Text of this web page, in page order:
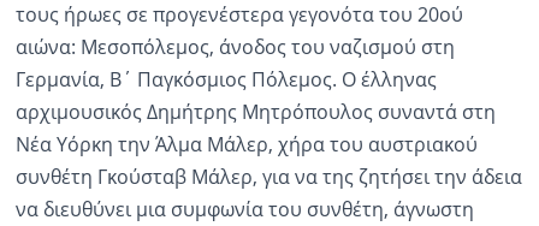
τους ήρωες σε προγενέστερα γεγονότα του 20ού
αιώνα: Μεσοπόλεμος, άνοδος του ναζισμού στη
Γερμανία, Β΄ Παγκόσμιος Πόλεμος. Ο έλληνας
αρχιμουσικός Δημήτρης Μητρόπουλος συναντά στη
Νέα Υόρκη την Άλμα Μάλερ, χήρα του αυστριακού
συνθέτη Γκούσταβ Μάλερ, για να της ζητήσει την άδεια
να διευθύνει μια συμφωνία του συνθέτη, άγνωστη